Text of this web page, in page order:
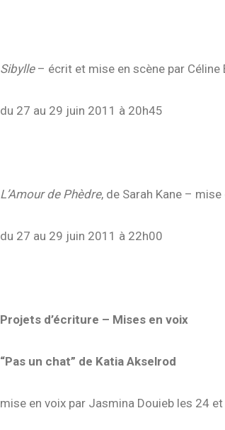
Sibylle– écrit et mise en scène par Céline
du 27 au 29 juin 2011 à 20h45
L’Amour de Phèdre, de Sarah Kane –
du 27 au 29 juin 2011 à 22h00
Projets d’écriture – Mises en voix
“Pas un chat” de Katia Akselrod
mise en voix par Jasmina Douieb les 24